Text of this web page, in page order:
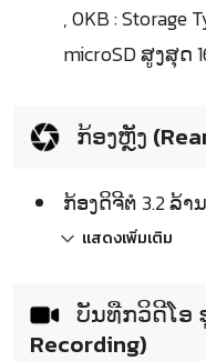
, 0KB : Storage
microSD ສູງສຸດ
ກ້ອງຫຼັງ
ກ້ອງດິຈີຕໍ 3.2 ລ້າ
แสดงเพิ่มเติม
ບັນທືກວິດີໂອ
Recording)